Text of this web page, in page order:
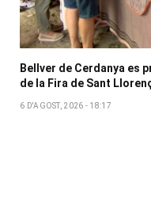
Bellver de Cerdanya es
de la Fira de Sant
6 D'AGOST, 2026 - 18:17